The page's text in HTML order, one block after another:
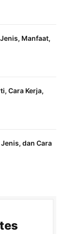
Manfaat,
Cara Kerja,
dan Cara